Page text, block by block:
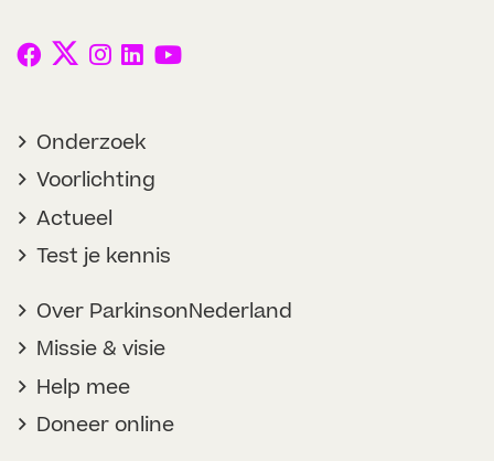
Onderzoek
Voorlichting
Actueel
Test je kennis
Over ParkinsonNederland
Missie & visie
Help mee
Doneer online